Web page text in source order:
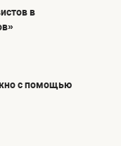
в
с помощью